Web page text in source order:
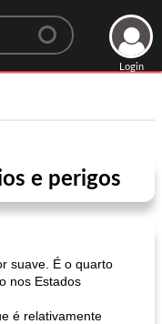
Login
e perigos
suave. É o quarto
nos Estados
é relativamente